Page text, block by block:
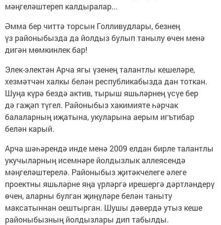
мәңгеләштереп калдыралар...
Әмма бер читтә торсын Голливудлары, безнең
үз районыбызда да йолдыз булып танылу өчен менә
дигән мөмкинлек бар!
Элек-электән Арча ягы үзенең талантлы кешеләре,
хезмәтчән халкы белән республикабызда дан тоткан.
Шуңа күрә бездә актив, тырыш яшьләрнең үсүе бер
дә гаҗәп түгел. Районыбыз хакимияте һәрчак
балаларның иҗатына, укуларына аерым игътибар
белән карый.
Арча шәһәрендә инде менә 2009 елдан бирле талантлы
укучыларның исемнәре йолдызлык аллеясендә
мәңгеләштерелә. Районыбыз җитәкчелеге әлеге
проектны яшьләрне яңа үрләргә ирешергә дәртләндерү
өчен, аларны булган җиңүләре белән таныту
максатыннан оештырган. Шушы дәвердә утыз кеше
районыбызның йолдызлары дип табылды.